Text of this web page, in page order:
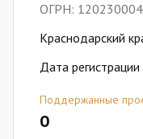
ОГРН:
Краснодарский
Дата
Поддержанные
0